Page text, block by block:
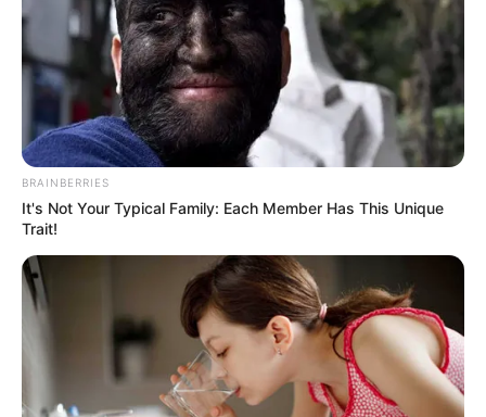
BRAINBERRIES
It's Not Your Typical Family: Each Member Has This Unique
Trait!